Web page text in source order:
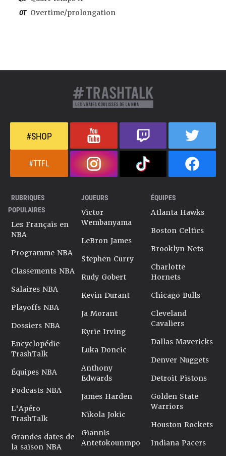
OT Overtime/prolongation
#SHOP
#TTFL
RUBRIQUES
POPULAIRES
Les Français en
NBA
Programme NBA
Classements NBA
Salaires NBA
Playoffs NBA
Dossiers NBA
Encyclopédie
TrashTalk
Équipes NBA
Podcasts NBA
L'Apéro
TrashTalk
Grandes dates de
la saison NBA
JOUEURS
Victor
Wembanyama
LeBron James
Stephen Curry
Rudy Gobert
Kevin Durant
Ja Morant
Kyrie Irving
Luka Doncic
Anthony
Edwards
James Harden
Nikola Jokic
Giannis
Antetokounmpo
ÉQUIPES
Atlanta Hawks
Boston Celtics
Brooklyn Nets
Charlotte
Hornets
Chicago Bulls
Cleveland
Cavaliers
Dallas Mavericks
Denver Nuggets
Detroit Pistons
Golden State
Warriors
Houston Rockets
Indiana Pacers